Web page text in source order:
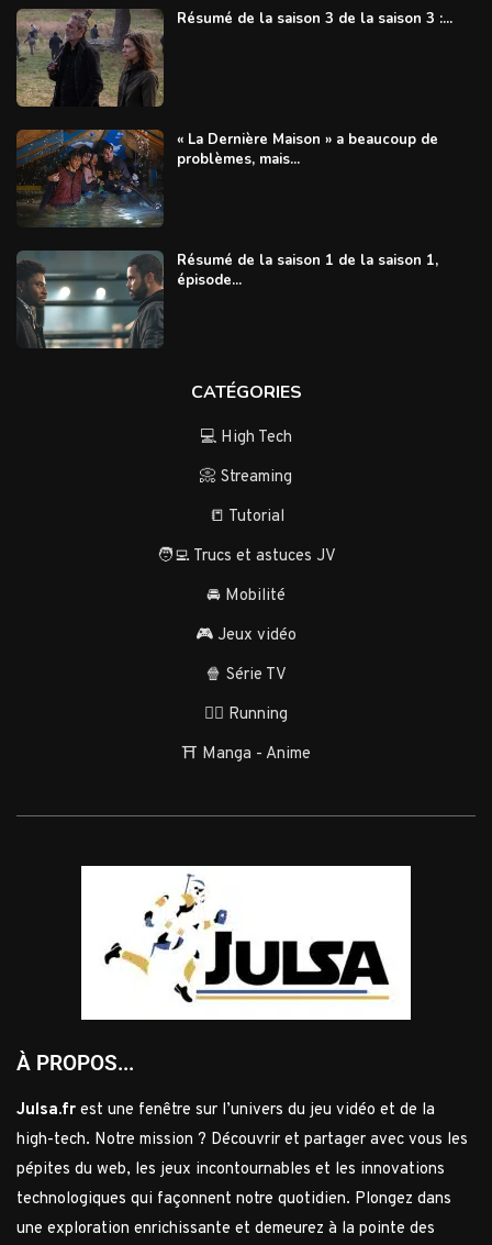
Résumé de la saison 3 de la saison 3 :...
« La Dernière Maison » a beaucoup de
problèmes, mais...
Résumé de la saison 1 de la saison 1,
épisode...
CATÉGORIES
💻 High Tech
📀 Streaming
📒 Tutorial
🧑‍💻 Trucs et astuces JV
🚘 Mobilité
🎮 Jeux vidéo
🍿 Série TV
🏃‍♂️ Running
⛩️ Manga - Anime
À PROPOS...
Julsa.fr est une fenêtre sur l’univers du jeu vidéo et de la
high-tech. Notre mission ? Découvrir et partager avec vous les
pépites du web, les jeux incontournables et les innovations
technologiques qui façonnent notre quotidien. Plongez dans
une exploration enrichissante et demeurez à la pointe des